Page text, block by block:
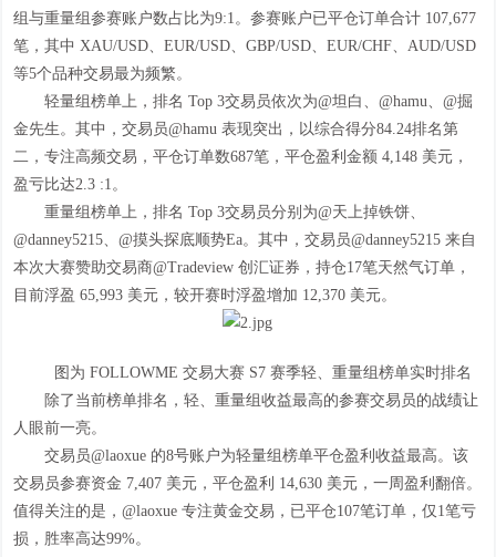
组与重量组参赛账户数占比为9:1。参赛账户已平仓订单合计 107,677
笔，其中 XAU/USD、EUR/USD、GBP/USD、EUR/CHF、AUD/USD
等5个品种交易最为频繁。
轻量组榜单上，排名 Top 3交易员依次为@坦白、@hamu、@掘
金先生。其中，交易员@hamu 表现突出，以综合得分84.24排名第
二，专注高频交易，平仓订单数687笔，平仓盈利金额 4,148 美元，
盈亏比达2.3 :1。
重量组榜单上，排名 Top 3交易员分别为@天上掉铁饼、
@danney5215、@摸头探底顺势Ea。其中，交易员@danney5215 来自
本次大赛赞助交易商@Tradeview 创汇证券，持仓17笔天然气订单，
目前浮盈 65,993 美元，较开赛时浮盈增加 12,370 美元。
图为 FOLLOWME 交易大赛 S7 赛季轻、重量组榜单实时排名
除了当前榜单排名，轻、重量组收益最高的参赛交易员的战绩让
人眼前一亮。
交易员@laoxue 的8号账户为轻量组榜单平仓盈利收益最高。该
交易员参赛资金 7,407 美元，平仓盈利 14,630 美元，一周盈利翻倍。
值得关注的是，@laoxue 专注黄金交易，已平仓107笔订单，仅1笔亏
损，胜率高达99%。